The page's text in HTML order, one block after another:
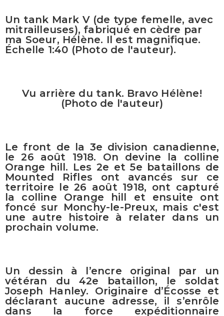
Un tank Mark V (de type femelle, avec
mitrailleuses), fabriqué en cèdre par
ma Soeur, Hélène. Il est magnifique.
Échelle 1:40 (Photo de l'auteur).
Vu arrière du tank. Bravo Hélène!
(Photo de l'auteur)
Le front de la 3e division canadienne,
le 26 août 1918. On devine la colline
Orange hill. Les 2e et 5e bataillons de
Mounted Rifles ont avancés sur ce
territoire le 26 août 1918, ont capturé
la colline Orange hill et ensuite ont
foncé sur Monchy-le-Preux, mais c'est
une autre histoire à relater dans un
prochain volume.
Un dessin à l’encre original par un
vétéran du 42e bataillon, le soldat
Joseph Hanley. Originaire d’Écosse et
déclarant aucune adresse, il s’enrôle
dans la force expéditionnaire